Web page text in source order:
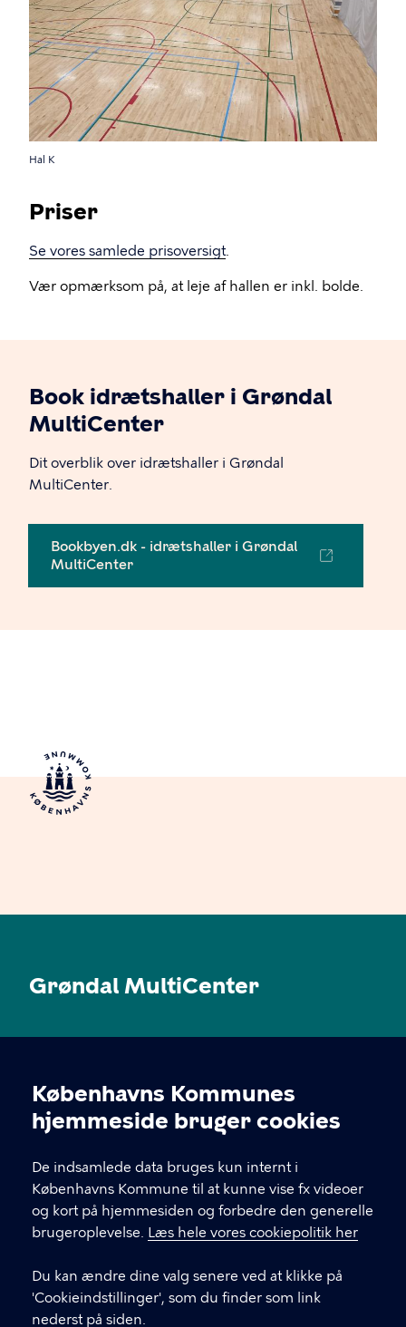
Cookieindstillinger
Københavns Kommunes
hjemmeside bruger cookies
De indsamlede data bruges kun internt i
Københavns Kommune til at kunne vise fx videoer
og kort på hjemmesiden og forbedre den generelle
brugeroplevelse. Læs hele vores cookiepolitik her
Du kan ændre dine valg senere ved at klikke på
'Cookieindstillinger', som du finder som link
nederst på siden.
Hal K
Priser
Se vores samlede prisoversigt.
Vær opmærksom på, at leje af hallen er inkl. bolde.
Book idrætshaller i Grøndal
MultiCenter
Dit overblik over idrætshaller i Grøndal
MultiCenter.
Bookbyen.dk - idrætshaller i Grøndal
MultiCenter
Grøndal MultiCenter
Hvidkildevej 64, 2400 København NV
33 66 24 00
EAN nummer: 5798009781550
LINKS
Om os